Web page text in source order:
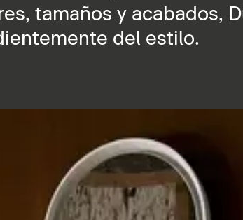
tamaños y acabados,
del estilo.